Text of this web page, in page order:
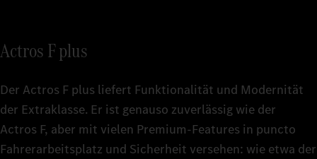
Actros F plus
Der Actros F plus liefert Funktionalität und Modernität
der Extraklasse. Er ist genauso zuverlässig wie der
Actros F, aber mit vielen Premium-Features in puncto
Fahrerarbeitsplatz und Sicherheit versehen: wie etwa der